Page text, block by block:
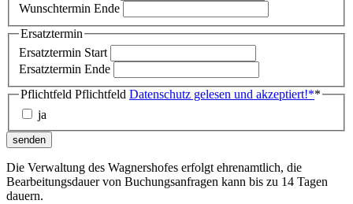
Wunschtermin Ende
Ersatztermin
Ersatztermin Start
Ersatztermin Ende
Pflichtfeld Pflichtfeld Datenschutz gelesen und akzeptiert!**
ja
senden
Die Verwaltung des Wagnershofes erfolgt ehrenamtlich, die
Bearbeitungsdauer von Buchungsanfragen kann bis zu 14 Tagen
dauern.